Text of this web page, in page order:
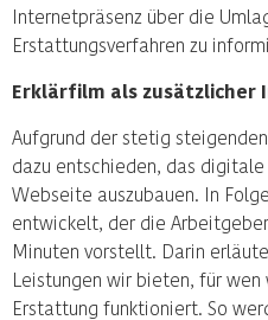
Internetpräsenz über die
Erstattungsverfahren zu
Erklärfilm als zusätzlicher
Aufgrund der stetig
dazu entschieden, das
Webseite auszubauen. In
entwickelt, der die
Minuten vorstellt. Darin
Leistungen wir bieten, für
Erstattung funktioniert. So